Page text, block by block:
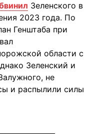
Зеленского в
2023 года. По
Генштаба при
области с
Зеленский и
не
и распылили силы